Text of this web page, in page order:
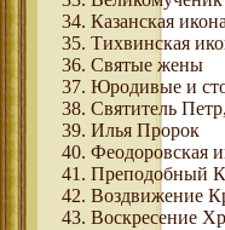
Казанская
Тихвинская
Святые жены
Юродивые и
Святитель
Илья Пророк
Феодоровская
Преподобный
Воздвижение
Воскресение